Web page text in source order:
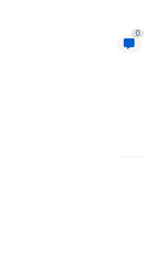
0